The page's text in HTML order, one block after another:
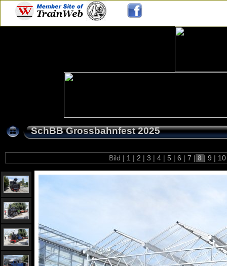
SchBB Grossbahnfest 2025
Bild | 1 | 2 | 3 | 4 | 5 | 6 | 7 | 8 | 9 |